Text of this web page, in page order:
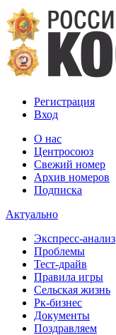
Регистрация
Вход
О нас
Центросоюз
Свежий номер
Архив номеров
Подписка
Актуально
Экспресс-анализ
Проблемы
Тест-драйв
Правила игры
Сельская жизнь
Рк-бизнес
Документы
Поздравляем